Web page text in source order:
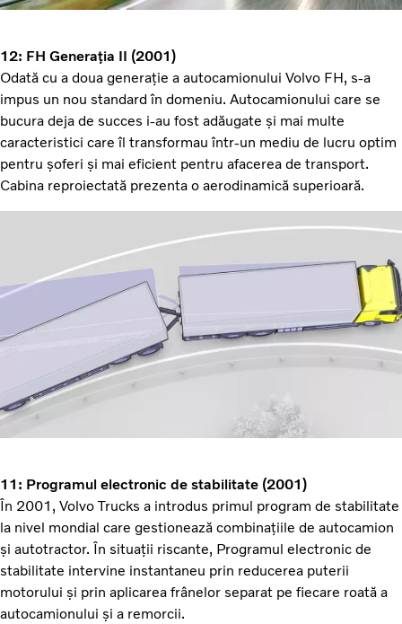
12: FH Generația II (2001)
Odată cu a doua generație a autocamionului Volvo FH, s-a
impus un nou standard în domeniu. Autocamionului care se
bucura deja de succes i-au fost adăugate și mai multe
caracteristici care îl transformau într-un mediu de lucru optim
pentru șoferi și mai eficient pentru afacerea de transport.
Cabina reproiectată prezenta o aerodinamică superioară.
11: Programul electronic de stabilitate (2001)
În 2001, Volvo Trucks a introdus primul program de stabilitate
la nivel mondial care gestionează combinațiile de autocamion
și autotractor. În situații riscante, Programul electronic de
stabilitate intervine instantaneu prin reducerea puterii
motorului și prin aplicarea frânelor separat pe fiecare roată a
autocamionului și a remorcii.